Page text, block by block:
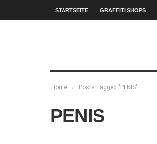
STARTSEITE GRAFFITI SHOPS
Home Posts Tagged "PENIS"
PENIS